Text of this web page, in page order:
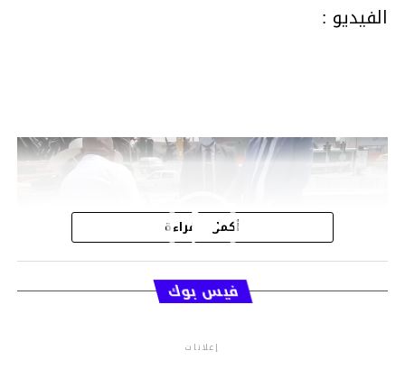
الفيديو :
مشغل
الفيديو
أكمل القراءة
فيس بوك
إعلانات